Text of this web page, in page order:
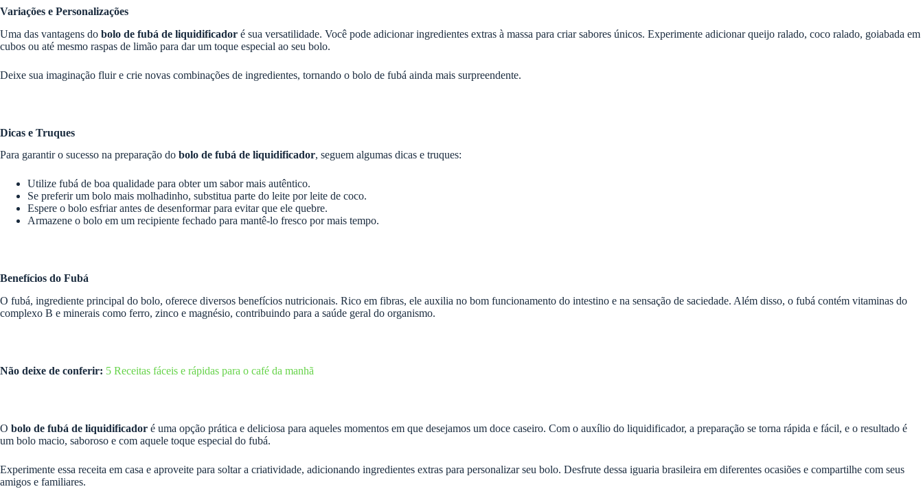
Variações e Personalizações
Uma das vantagens do bolo de fubá de liquidificador é sua versatilidade. Você pode adicionar ingredientes extras à massa para criar sabores únicos. Experimente adicionar queijo ralado, coco ralado, goiabada em
cubos ou até mesmo raspas de limão para dar um toque especial ao seu bolo.
Deixe sua imaginação fluir e crie novas combinações de ingredientes, tornando o bolo de fubá ainda mais surpreendente.
Dicas e Truques
Para garantir o sucesso na preparação do bolo de fubá de liquidificador, seguem algumas dicas e truques:
Utilize fubá de boa qualidade para obter um sabor mais autêntico.
Se preferir um bolo mais molhadinho, substitua parte do leite por leite de coco.
Espere o bolo esfriar antes de desenformar para evitar que ele quebre.
Armazene o bolo em um recipiente fechado para mantê-lo fresco por mais tempo.
Benefícios do Fubá
O fubá, ingrediente principal do bolo, oferece diversos benefícios nutricionais. Rico em fibras, ele auxilia no bom funcionamento do intestino e na sensação de saciedade. Além disso, o fubá contém vitaminas do
complexo B e minerais como ferro, zinco e magnésio, contribuindo para a saúde geral do organismo.
Não deixe de conferir: 5 Receitas fáceis e rápidas para o café da manhã
O bolo de fubá de liquidificador é uma opção prática e deliciosa para aqueles momentos em que desejamos um doce caseiro. Com o auxílio do liquidificador, a preparação se torna rápida e fácil, e o resultado é
um bolo macio, saboroso e com aquele toque especial do fubá.
Experimente essa receita em casa e aproveite para soltar a criatividade, adicionando ingredientes extras para personalizar seu bolo. Desfrute dessa iguaria brasileira em diferentes ocasiões e compartilhe com seus
amigos e familiares.